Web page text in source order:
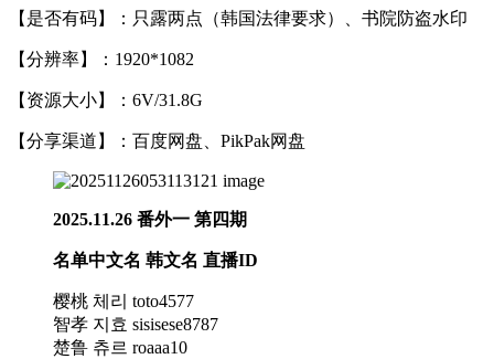
【是否有码】：只露两点（韩国法律要求）、书院防盗水印
【分辨率】：1920*1082
【资源大小】：6V/31.8G
【分享渠道】：百度网盘、PikPak网盘
2025.11.26 番外一 第四期
名单中文名 韩文名 直播ID
樱桃 체리 toto4577
智孝 지효 sisisese8787
楚鲁 츄르 roaaa10